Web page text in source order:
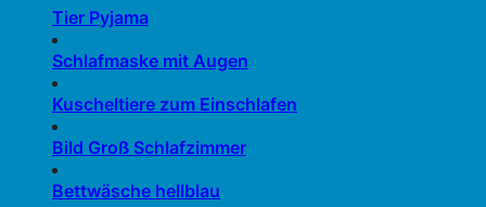
Tier Pyjama
Schlafmaske mit Augen
Kuscheltiere zum Einschlafen
Bild Groß Schlafzimmer
Bettwäsche hellblau